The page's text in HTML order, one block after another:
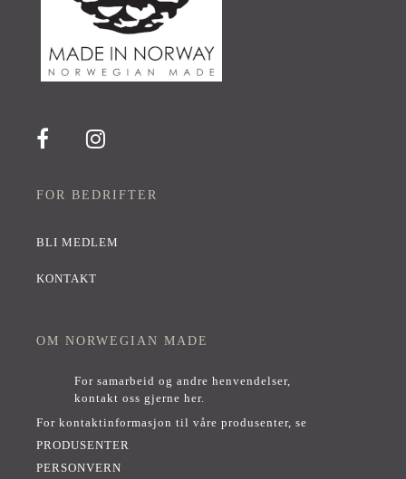
FOR BEDRIFTER
BLI MEDLEM
KONTAKT
OM NORWEGIAN MADE
For samarbeid og andre henvendelser,
kontakt oss gjerne her.
For kontaktinformasjon til våre produsenter, se
PRODUSENTER
PERSONVERN